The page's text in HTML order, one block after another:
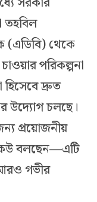
তহবিল
থেকে
পরিকল্পনা
দ্রুত
উদ্যোগ চলছে।
প্রয়োজনীয়
বলছেন—এটি
গভীর